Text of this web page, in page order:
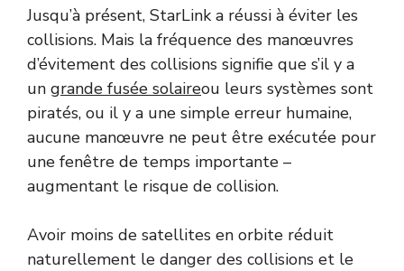
Jusqu’à présent, StarLink a réussi à éviter les
collisions. Mais la fréquence des manœuvres
d’évitement des collisions signifie que s’il y a
un grande fusée solaireou leurs systèmes sont
piratés, ou il y a une simple erreur humaine,
aucune manœuvre ne peut être exécutée pour
une fenêtre de temps importante –
augmentant le risque de collision.
Avoir moins de satellites en orbite réduit
naturellement le danger des collisions et le